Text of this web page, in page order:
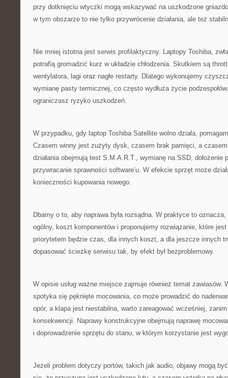
przy dotknięciu wtyczki mogą wskazywać na uszkodzone
w tym obszarze to nie tylko przywrócenie działania, ale też
Nie mniej istotna jest serwis profilaktyczny. Laptopy Toshiba,
potrafią gromadzić kurz w układzie chłodzenia. Skutkiem są
wentylatora, lagi oraz nagłe restarty. Dlatego wykonujemy
wymianę pasty termicznej, co często wydłuża życie
ograniczasz ryzyko uszkodzeń.
W przypadku, gdy laptop Toshiba Satellite wolno działa,
Czasem winny jest zużyty dysk, czasem brak pamięci, a
działania obejmują test S.M.A.R.T., wymianę na SSD, dołożenie
przywracanie sprawności software’u. W efekcie sprzęt może
konieczności kupowania nowego.
Dbamy o to, aby naprawa była rozsądna. W praktyce to
ogólny, koszt komponentów i proponujemy rozwiązanie, które jest
priorytetem będzie czas, dla innych koszt, a dla jeszcze innych
dopasować ścieżkę serwisu tak, by efekt był bezproblemowy.
W opisie usług ważne miejsce zajmuje również temat zawiasów.
spotyka się pęknięte mocowania, co może prowadzić do
opór, a klapa jest niestabilna, warto zareagować wcześniej,
konsekwencji. Naprawy konstrukcyjne obejmują naprawę
i doprowadzenie sprzętu do stanu, w którym korzystanie jest
Jeżeli problem dotyczy portów, takich jak audio, objawy mogą